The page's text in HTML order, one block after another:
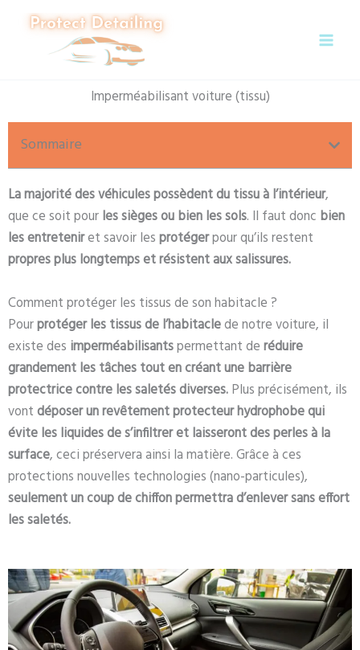
Imperméabilisant voiture (tissu)
Sommaire
La majorité des véhicules possèdent du tissu à l’intérieur,
que ce soit pourles sièges ou bien les sols. Il faut donc bien
les entreteniret savoir lesprotégerpour qu’ils restent
propres plus longtemps et résistent aux salissures.
Comment protéger les tissus de son habitacle ?
Pourprotéger les tissus de l’habitaclede notre voiture, il
existe des imperméabilisantspermettant deréduire
grandement les tâches tout en créant une barrière
protectrice contre les saletés diverses.Plus précisément, ils
vontdéposer un revêtement protecteur hydrophobequi
évite les liquides de s’infiltrer et laisseront des perles à la
surface, ceci préservera ainsi la matière. Grâce à ces
protections nouvelles technologies (nano-particules),
seulement un coup de chiffon permettra d’enlever sans effort
les saletés.